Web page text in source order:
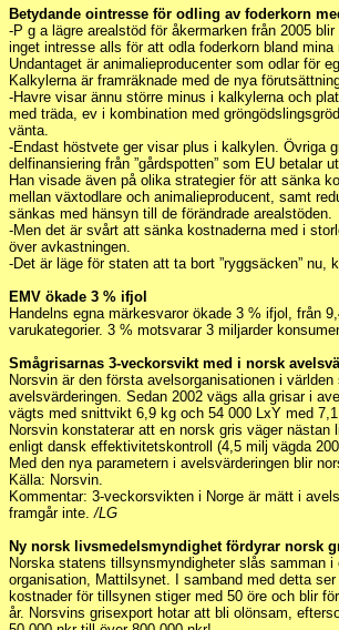
Betydande ointresse för odling av foderkorn
-P g a lägre arealstöd för åkermarken från 2005
inget intresse alls för att odla foderkorn bland
Undantaget är animalieproducenter som odlar för
Kalkylerna är framräknade med de nya
-Havre visar ännu större minus i kalkylerna och
med träda, ev i kombination med
vänta.
-Endast höstvete ger visar plus i kalkylen. Övriga
delfinansiering från ”gårdspotten” som EU betalar
Han visade även på olika strategier för att sänka
mellan växtodlare och animalieproducent, samt
sänkas med hänsyn till de förändrade arealstöden.
-Men det är svårt att sänka kostnaderna med i
över avkastningen.
-Det är läge för staten att ta bort ”ryggsäcken”
EMV ökade 3 % ifjol
Handelns egna märkesvaror ökade 3 % ifjol, från
varukategorier. 3 % motsvarar 3 miljarder
Smågrisarnas 3-veckorsvikt med i norsk
Norsvin är den första avelsorganisationen i
avelsvärderingen. Sedan 2002 vägs alla grisar i
vägts med snittvikt 6,9 kg och 54 000 LxY med 7,1
Norsvin konstaterar att en norsk gris väger
enligt dansk effektivitetskontroll (4,5 milj vägda
Med den nya parametern i avelsvärderingen blir
Källa: Norsvin.
Kommentar: 3-veckorsvikten i Norge är mätt i
framgår inte./LG
Ny norsk livsmedelsmyndighet fördyrar norsk
Norska statens tillsynsmyndigheter slås samman
organisation, Mattilsynet. I samband med detta
kostnader för tillsynen stiger med 50 öre och blir
år. Norsvins grisexport hotar att bli olönsam,